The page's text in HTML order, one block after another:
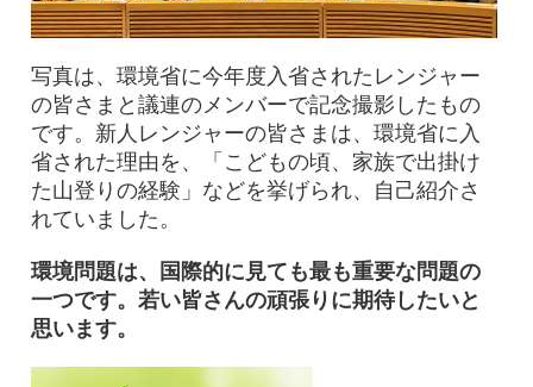
写真は、環境省に今年度入省されたレンジャー
の皆さまと議連のメンバーで記念撮影したもの
です。新人レンジャーの皆さまは、環境省に入
省された理由を、「こどもの頃、家族で出掛け
た山登りの経験」などを挙げられ、自己紹介さ
れていました。
環境問題は、国際的に見ても最も重要な問題の
一つです。若い皆さんの頑張りに期待したいと
思います。